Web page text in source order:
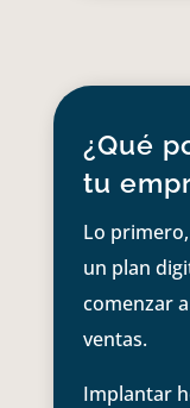
¿Qué
tu
Lo
un plan
comenzar
ventas.
Implantar